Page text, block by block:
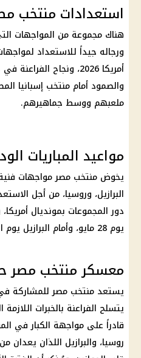
استعدادات منتخب
هناك مجموعة من المواجهات
ورجاله جيداً للاستعداد
أمريكا 2026، ونجاح
والصمود أمام منتخب إسبانيا
ملعبهم ووسط جماهيرهم.
مواعيد المباريات
يخوض منتخب مصر مواجهات
البرازيل، وروسيا، من أجل
دور المجموعات بمونديال
يوم 28 مايو، وأمام البرازيل يوم السابع من يونيو.
معسكر منتخب مصر
يستعد منتخب مصر للمشاركة
يتسلح الفراعنة بالخبرات
قادراً على مواجهة الكبار في
روسيا، والبرازيل اللذان يعدان